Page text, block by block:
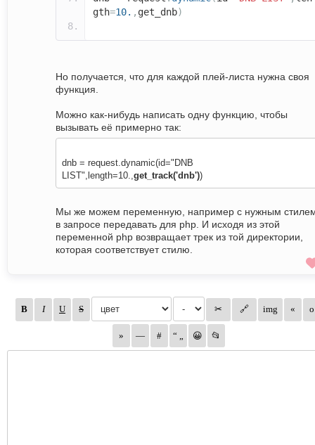
gth=10. , get_dnb)
Но получается, что для каждой плей-листа нужна своя
функция.
Можно как-нибудь написать одну функцию, чтобы
вызывать её примерно так:
dnb = request.dynamic(id="DNB
LIST",length=10.,get_track('dnb'))
Мы же можем переменную, например с нужным
в запросе передавать для php. И исходя из этой
переменной php возвращает трек из той директории,
которая соответствует стилю.